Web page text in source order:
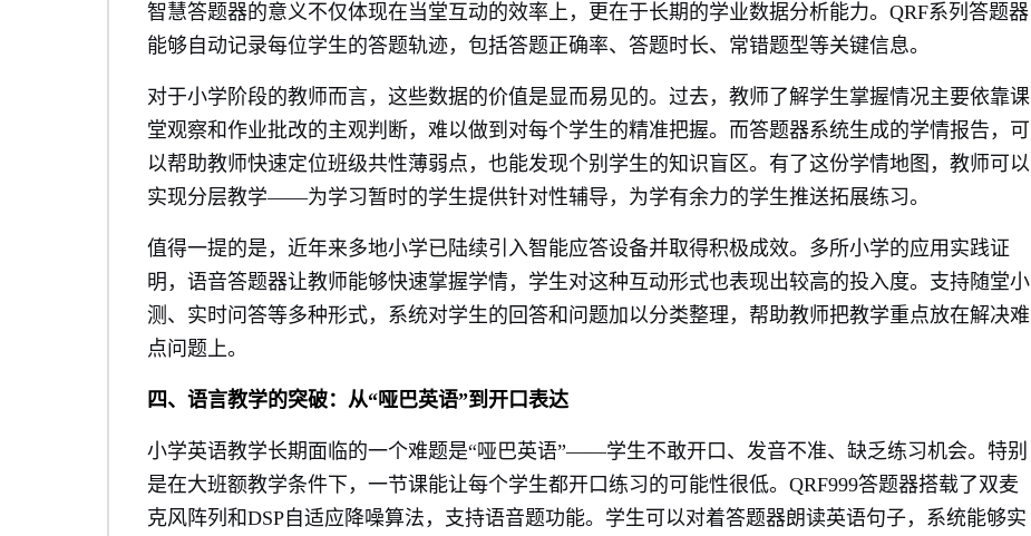
智慧答题器的意义不仅体现在当堂互动的效率上，更在于长期的学业数据分析能力。QRF系列答题器
能够自动记录每位学生的答题轨迹，包括答题正确率、答题时长、常错题型等关键信息。
对于小学阶段的教师而言，这些数据的价值是显而易见的。过去，教师了解学生掌握情况主要依靠课
堂观察和作业批改的主观判断，难以做到对每个学生的精准把握。而答题器系统生成的学情报告，可
以帮助教师快速定位班级共性薄弱点，也能发现个别学生的知识盲区。有了这份学情地图，教师可以
实现分层教学——为学习暂时的学生提供针对性辅导，为学有余力的学生推送拓展练习。
值得一提的是，近年来多地小学已陆续引入智能应答设备并取得积极成效。多所小学的应用实践证
明，语音答题器让教师能够快速掌握学情，学生对这种互动形式也表现出较高的投入度。支持随堂小
测、实时问答等多种形式，系统对学生的回答和问题加以分类整理，帮助教师把教学重点放在解决难
点问题上。
四、语言教学的突破：从“哑巴英语”到开口表达
小学英语教学长期面临的一个难题是“哑巴英语”——学生不敢开口、发音不准、缺乏练习机会。特别
是在大班额教学条件下，一节课能让每个学生都开口练习的可能性很低。QRF999答题器搭载了双麦
克风阵列和DSP自适应降噪算法，支持语音题功能。学生可以对着答题器朗读英语句子，系统能够实